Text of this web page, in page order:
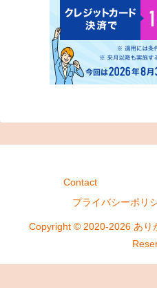
Contact
プライバシーポリ
Copyright © 2020-2026 あり